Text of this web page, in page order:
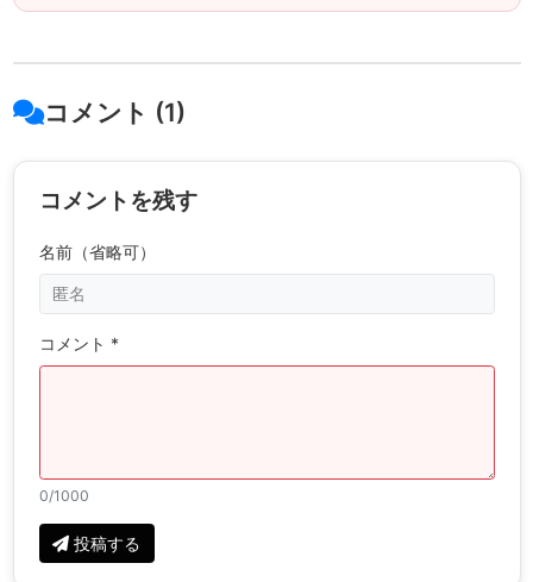
コメント (1)
コメントを残す
名前（省略可）
コメント *
0/1000
投稿する